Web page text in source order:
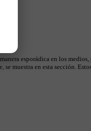
esporádica en los
muestra en esta sección.